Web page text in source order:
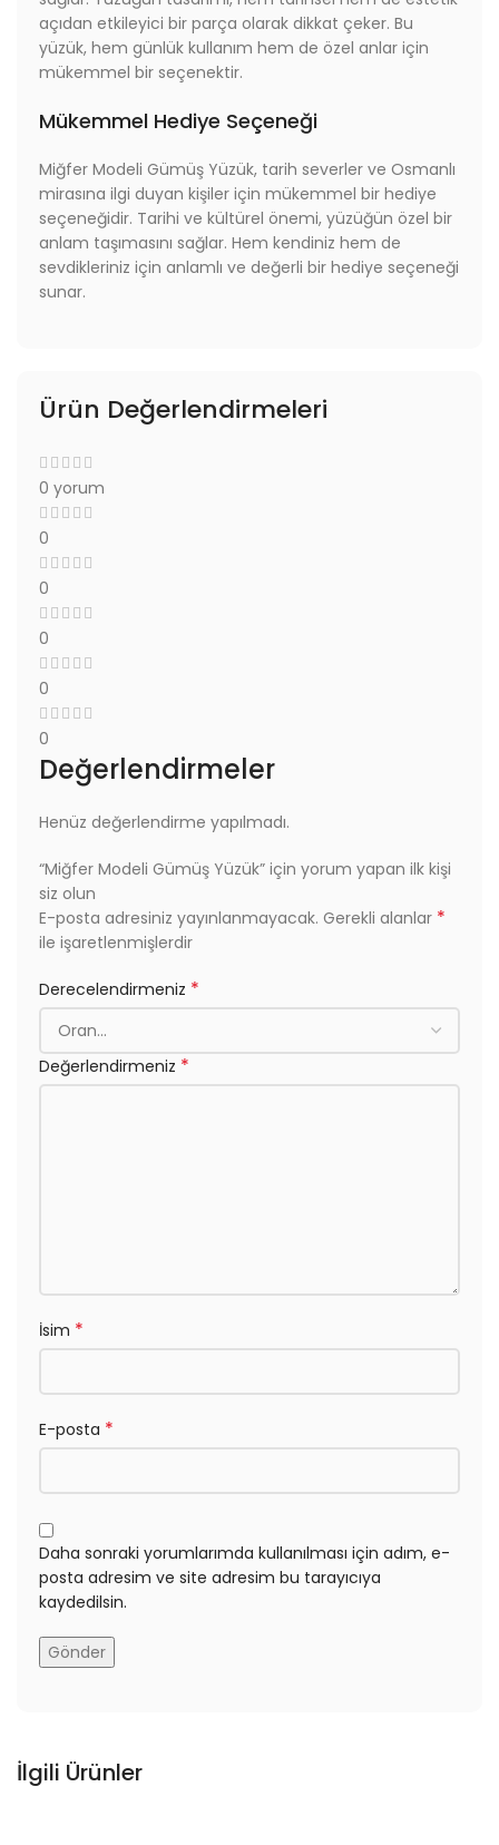
açıdan etkileyici bir parça olarak dikkat çeker. Bu
yüzük, hem günlük kullanım hem de özel anlar için
mükemmel bir seçenektir.
Mükemmel Hediye Seçeneği
Miğfer Modeli Gümüş Yüzük, tarih severler ve Osmanlı
mirasına ilgi duyan kişiler için mükemmel bir hediye
seçeneğidir. Tarihi ve kültürel önemi, yüzüğün özel bir
anlam taşımasını sağlar. Hem kendiniz hem de
sevdikleriniz için anlamlı ve değerli bir hediye seçeneği
sunar.
Ürün Değerlendirmeleri
0 yorum
0
0
0
0
0
Değerlendirmeler
Henüz değerlendirme yapılmadı.
“Miğfer Modeli Gümüş Yüzük” için yorum yapan ilk kişi
siz olun
E-posta adresiniz yayınlanmayacak. Gerekli alanlar *
ile işaretlenmişlerdir
Derecelendirmeniz *
Değerlendirmeniz *
İsim *
E-posta *
Daha sonraki yorumlarımda kullanılması için adım, e-
posta adresim ve site adresim bu tarayıcıya
kaydedilsin.
İlgili Ürünler